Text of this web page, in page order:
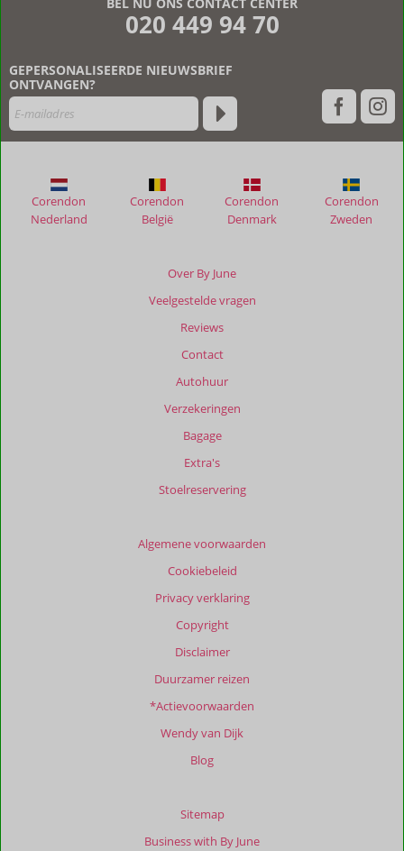
020 449 94 70
GEPERSONALISEERDE NIEUWSBRIEF
ONTVANGEN?
Over By June
Veelgestelde vragen
Reviews
Contact
Autohuur
Verzekeringen
Bagage
Extra's
Stoelreservering
Algemene voorwaarden
Cookiebeleid
Privacy verklaring
Copyright
Disclaimer
Duurzamer reizen
*Actievoorwaarden
Wendy van Dijk
Blog
Sitemap
Business with By June
Corendon
Nederland
Corendon
België
Corendon
Denmark
Corendon
Zweden